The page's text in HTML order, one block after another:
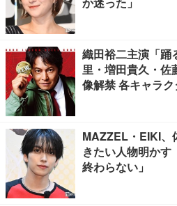
織田裕二主演「踊
里・増田貴久・佐
像解禁 各キャラ
MAZZEL・EIKI、
きたい人物明かす
終わらない」